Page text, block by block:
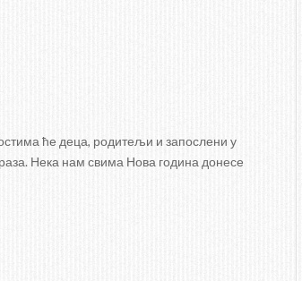
ће деца, родитељи и запослени у
Нека нам свима Нова година донесе